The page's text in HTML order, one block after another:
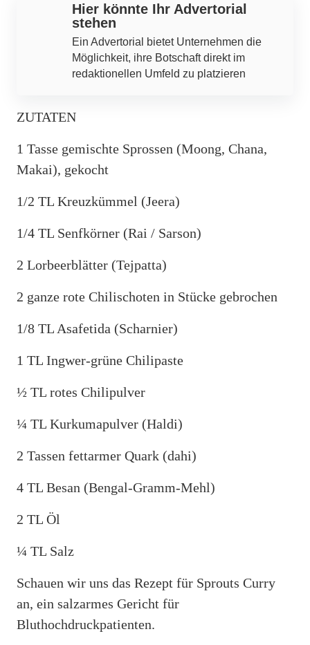
Hier könnte Ihr Advertorial
stehen
Ein Advertorial bietet Unternehmen die
Möglichkeit, ihre Botschaft direkt im
redaktionellen Umfeld zu platzieren
ZUTATEN
1 Tasse gemischte Sprossen (Moong, Chana,
Makai), gekocht
1/2 TL Kreuzkümmel (Jeera)
1/4 TL Senfkörner (Rai / Sarson)
2 Lorbeerblätter (Tejpatta)
2 ganze rote Chilischoten in Stücke gebrochen
1/8 TL Asafetida (Scharnier)
1 TL Ingwer-grüne Chilipaste
½ TL rotes Chilipulver
¼ TL Kurkumapulver (Haldi)
2 Tassen fettarmer Quark (dahi)
4 TL Besan (Bengal-Gramm-Mehl)
2 TL Öl
¼ TL Salz
Schauen wir uns das Rezept für Sprouts Curry
an, ein salzarmes Gericht für
Bluthochdruckpatienten.